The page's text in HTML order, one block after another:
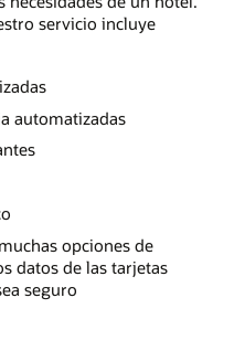
servicio incluye
automatizadas
opciones de
datos de las tarjetas
seguro